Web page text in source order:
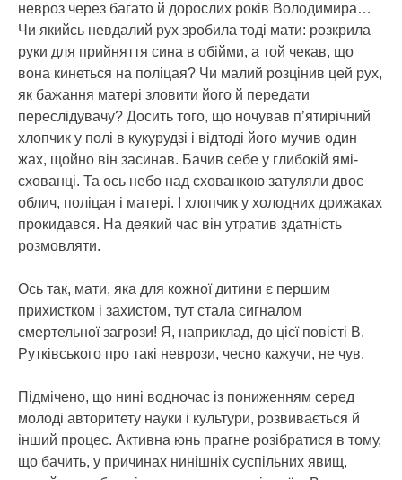
невроз через багато й дорослих років Володимира…
Чи якийсь невдалий рух зробила тоді мати: розкрила
руки для прийняття сина в обійми, а той чекав, що
вона кинеться на поліцая? Чи малий розцінив цей рух,
як бажання матері зловити його й передати
переслідувачу? Досить того, що ночував п’ятирічний
хлопчик у полі в кукурудзі і відтоді його мучив один
жах, щойно він засинав. Бачив себе у глибокій ямі-
схованці. Та ось небо над схованкою затуляли двоє
облич, поліцая і матері. І хлопчик у холодних дрижаках
прокидався. На деякий час він утратив здатність
розмовляти.
Ось так, мати, яка для кожної дитини є першим
прихистком і захистом, тут стала сигналом
смертельної загрози! Я, наприклад, до цієї повісті В.
Рутківського про такі неврози, чесно кажучи, не чув.
Підмічено, що нині водночас із пониженням серед
молоді авторитету науки і культури, розвивається й
інший процес. Активна юнь прагне розібратися в тому,
що бачить, у причинах нинішніх суспільних явищ,